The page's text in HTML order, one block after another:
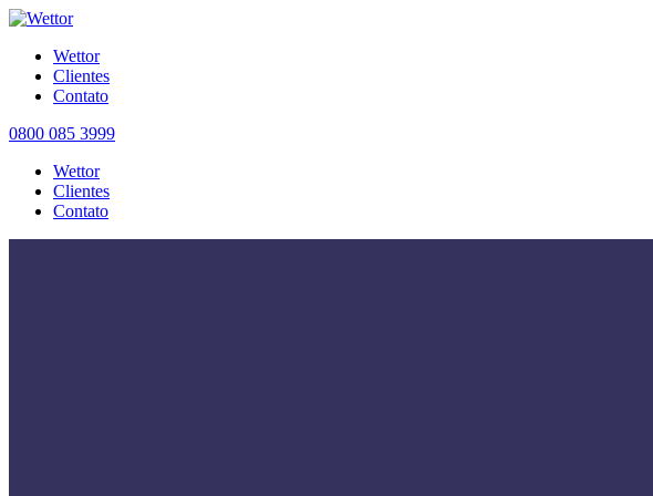
Wettor
Clientes
Contato
0800 085 3999
Wettor
Clientes
Contato